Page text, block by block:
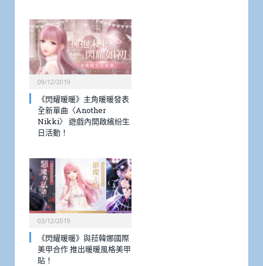
09/12/2019
《閃耀暖暖》主角暖暖發表
全新單曲〈Another
Nikki〉 遊戲內開啟繽紛生
日活動！
03/12/2019
《閃耀暖暖》與菈韓娜國際
美甲合作 推出暖暖風格美甲
貼！